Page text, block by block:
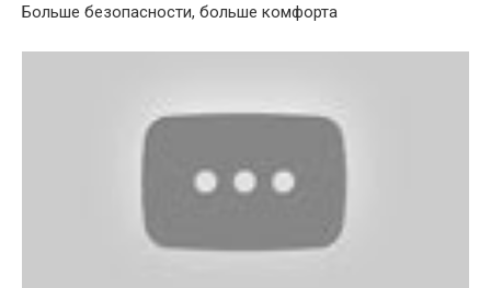
Больше безопасности, больше комфорта